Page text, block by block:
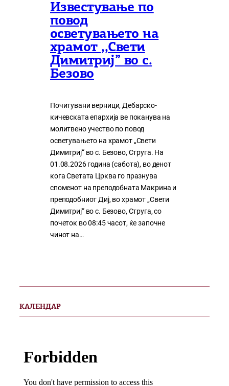
Известување по
повод
осветувањето на
храмот ,,Свети
Димитриј” во с.
Безово
Почитувани верници, Дебарско-
кичевската епархија ве поканува на
молитвено учество по повод
осветувањето на храмот „Свети
Димитриј“ во с. Безово, Струга. На
01.08.2026 година (сабота), во денот
кога Светата Црква го празнува
споменот на преподобната Макрина и
преподобниот Диј, во храмот „Свети
Димитриј“ во с. Безово, Струга, со
почеток во 08:45 часот, ќе започне
чинот на…
КАЛЕНДАР